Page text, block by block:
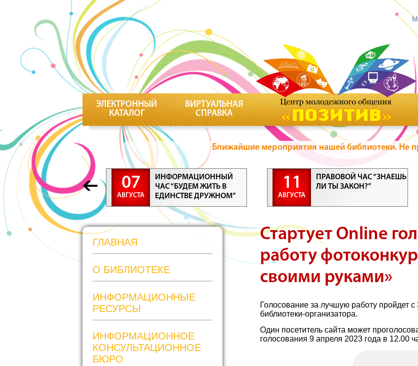
ЭЛЕКТРОННЫЙ
КАТАЛОГ
ВИРТУАЛЬНАЯ
СПРАВКА
Ближайшие мероприятия нашей библиотеки. Не
07
АВГУСТА
ИНФОРМАЦИОННЫЙ
ЧАС “БУДЕМ ЖИТЬ В
ЕДИНСТВЕ ДРУЖНОМ”
11
АВГУСТА
ПРАВОВОЙ ЧАС “ЗНАЕШЬ
ЛИ ТЫ ЗАКОН?”
ГЛАВНАЯ
О БИБЛИОТЕКЕ
ИНФОРМАЦИОННЫЕ
РЕСУРСЫ
ИНФОРМАЦИОННОЕ
КОНСУЛЬТАЦИОННОЕ
БЮРО
Стартует Online
работу
своими руками»
Голосование за лучшую работу пройдет
библиотеки-организатора.
Один посетитель сайта может
голосования 9 апреля 2023 года в 12.00